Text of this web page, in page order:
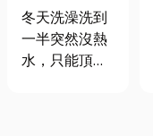
是什麼、費用
怎麼算？家庭
能源選擇與配
冬天洗澡洗到
一半突然沒熱
水，只能頂著